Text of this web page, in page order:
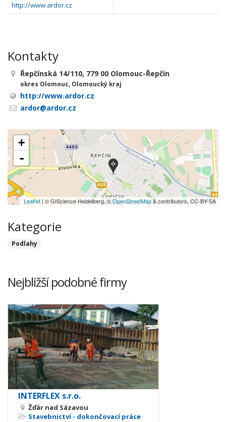
http://www.ardor.cz
Kontakty
Řepčínská 14/110, 779 00 Olomouc-Řepčín
okres Olomouc, Olomoucký kraj
http://www.ardor.cz
ardor@ardor.cz
+
-
Leaflet| © GIScience Heidelberg, ©OpenStreetMap& contributors, CC-BY-SA
Kategorie
Podlahy
Nejbližší podobné firmy
INTERFLEX s.r.o.
Žďár nad Sázavou
Stavebnictví - dokončovací práce